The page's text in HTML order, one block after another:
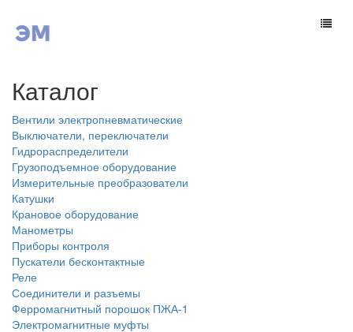
Каталог
Вентили электропневматические
Выключатели, переключатели
Гидрораспределители
Грузоподъемное оборудование
Измерительные преобразователи
Катушки
Крановое оборудование
Манометры
Приборы контроля
Пускатели бесконтактные
Реле
Соединители и разъемы
Ферромагнитный порошок ПЖА-1
Электромагнитные муфты